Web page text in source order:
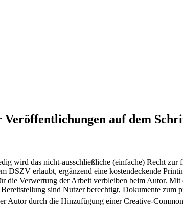
auf dem
wird das nicht-ausschließliche (einfache) Recht
DSZV erlaubt, ergänzend eine kostendeckende
die Verwertung der Arbeit verbleiben beim Autor.
sind Nutzer berechtigt, Dokumente
Autor durch die Hinzufügung einer Creative-